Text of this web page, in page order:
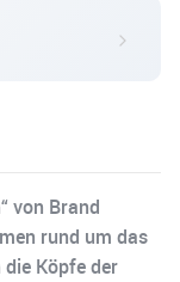
von Brand
rund um das
Köpfe der